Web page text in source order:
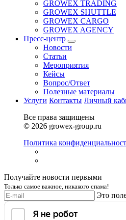
GROWEX TRADING
GROWEX SHUTTLE
GROWEX CARGO
GROWEX AGENCY
Пресс-центр
Новости
Статьи
Мероприятия
Кейсы
Вопрос/Ответ
Полезные материалы
Услуги Контакты Личный
Все права защищены
© 2026 growex-group.ru
Политика
Получайте новости первыми
Только самое важное, никакого спама!
Это